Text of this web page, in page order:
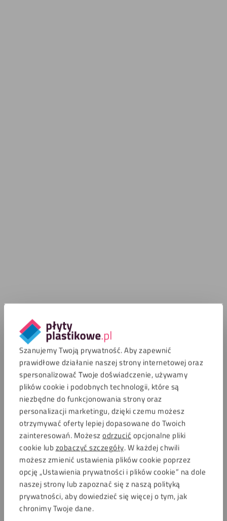
Szanujemy Twoją prywatność. Aby zapewnić
prawidłowe działanie naszej strony internetowej oraz
spersonalizować Twoje doświadczenie, używamy
plików cookie i podobnych technologii, które są
niezbędne do funkcjonowania strony oraz
personalizacji marketingu, dzięki czemu możesz
otrzymywać oferty lepiej dopasowane do Twoich
zainteresowań. Możesz odrzucić opcjonalne pliki
cookie lub zobaczyć szczegóły. W każdej chwili
możesz zmienić ustawienia plików cookie poprzez
opcję „Ustawienia prywatności i plików cookie” na dole
naszej strony lub zapoznać się z naszą polityką
prywatności, aby dowiedzieć się więcej o tym, jak
chronimy Twoje dane.